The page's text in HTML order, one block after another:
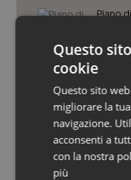
Umbria
Valle D’Aosta
Oftalmologia
Oncologia &
Psoriasi & pelle
Piano
uno su
Questo
cookie
Questo sito
migliorare la
navigazione.
acconsenti a
con la nostra
più